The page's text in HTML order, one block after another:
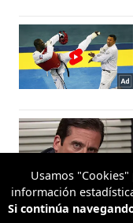
Usamos
información
Si continúa